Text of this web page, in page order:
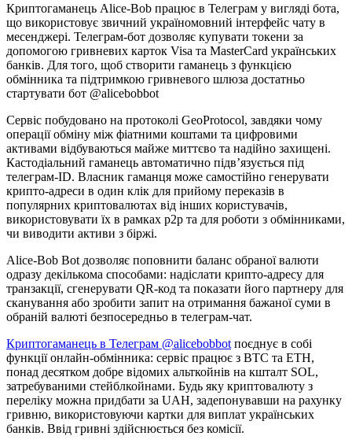
Криптогаманець Alice-Bob працює в Телеграм у вигляді бота,
що використовує звичний україномовний інтерфейс чату в
месенджері. Телеграм-бот дозволяє купувати токени за
допомогою гривневих карток Visa та MasterCard українських
банків. Для того, щоб створити гаманець з функцією
обмінника та підтримкою гривневого шлюза достатньо
стартувати бот @alicebobbot
Сервіс побудовано на протоколі GeoProtocol, завдяки чому
операції обміну між фіатними коштами та цифровими
активами відбуваються майже миттєво та надійно захищені.
Кастодіальний гаманець автоматично підв’язується під
телеграм-ID. Власник гаманця може самостійно генерувати
крипто-адреси в один клік для прийому переказів в
популярних криптовалютах від інших користувачів,
використовувати їх в рамках p2p та для роботи з обмінниками,
чи виводити активи з біржі.
Alice-Bob Bot дозволяє поповнити баланс обраної валюти
одразу декількома способами: надіслати крипто-адресу для
транзакції, сгенерувати QR-код та показати його партнеру для
сканування або зробити запит на отримання бажаної суми в
обраній валюті безпосередньо в телеграм-чат.
Криптогаманець в Телеграм @alicebobbot поєднує в собі
функції онлайн-обмінника: сервіс працює з BTC та ETH,
понад десятком добре відомих альткойнів на кшталт SOL,
затребуваними стейблкойнами. Будь яку криптовалюту з
переліку можна придбати за UAH, задепонувавши на рахунку
гривню, використовуючи картки для виплат українських
банків. Ввід гривні здійснюється без комісії.